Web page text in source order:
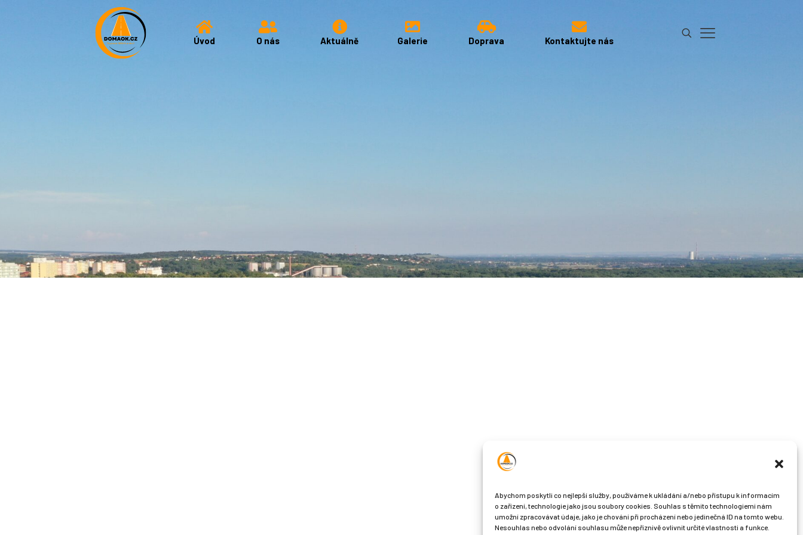
Abychom poskytli co nejlepší služby, používáme k ukládání a/nebo přístupu k informacím
o zařízení, technologie jako jsou soubory cookies. Souhlas s těmito technologiemi nám
umožní zpracovávat údaje, jako je chování při procházení nebo jedinečná ID na tomto webu.
Nesouhlas nebo odvolání souhlasu může nepříznivě ovlivnit určité vlastnosti a funkce.
Úvod O nás Aktuálně Galerie Doprava Kontaktujte nás